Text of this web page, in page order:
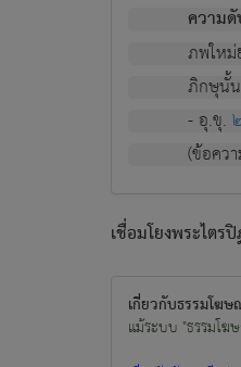
ความ
ภพให
ภิกษุนั้น
- อุ.ขุ.
(ข้อคว
เชื่อมโยงพระไตร
เกี่ยวกับธรรมโฆ
แม้ระบบ "ธรรมโ